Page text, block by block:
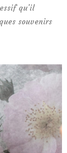
qu’il
souvenirs